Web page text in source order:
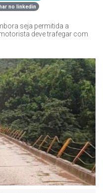
no linkedin
seja permitida a
deve trafegar com